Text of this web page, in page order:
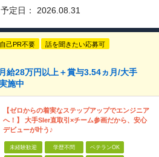
定日： 2026.08.31
自己PR不要 話を聞きたい応募可
給28万円以上＋賞与3.54ヵ月/大手
施中
【ゼロからの着実なステップアップでエンジニア
へ！】 大手SIer直取引×チーム参画だから、安心
デビューが叶う♪
未経験歓迎 学歴不問 ベテランOK